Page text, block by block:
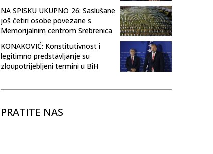
NA SPISKU UKUPNO 26: Saslušane
još četiri osobe povezane s
Memorijalnim centrom Srebrenica
KONAKOVIĆ: Konstitutivnost i
legitimno predstavljanje su
zloupotrijebljeni termini u BiH
PRATITE NAS